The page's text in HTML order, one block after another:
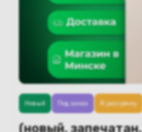
(новый.
Новый Под заказ В рассрочку